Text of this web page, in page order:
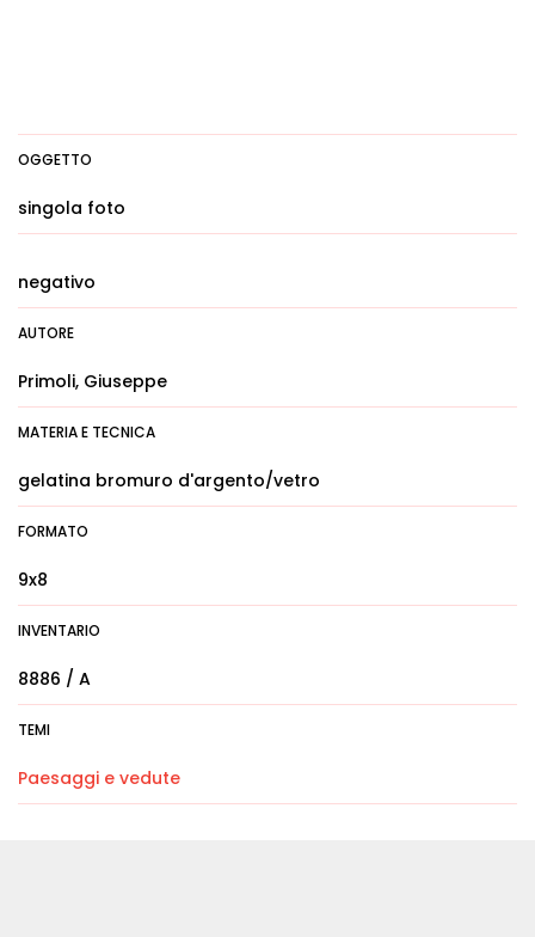
OGGETTO
singola foto
negativo
AUTORE
Primoli, Giuseppe
MATERIA E TECNICA
gelatina bromuro d'argento/vetro
FORMATO
9x8
INVENTARIO
8886 / A
TEMI
Paesaggi e vedute